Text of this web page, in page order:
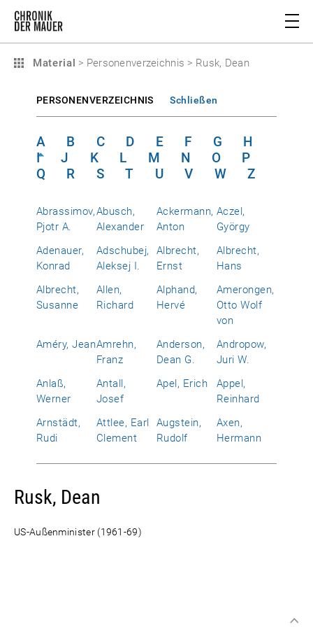
Material > Personenverzeichnis > Rusk, Dean
PERSONENVERZEICHNIS Schließen
A B C D E F G
H
I
J K L M N O
P
Q
R S T U V W Z
Abrassimov,
Pjotr A.
Abusch,
Alexander
Ackermann,
Anton
Aczel,
György
Adenauer,
Konrad
Adschubej,
Aleksej I.
Albrecht,
Ernst
Albrecht,
Hans
Albrecht,
Susanne
Allen,
Richard
Alphand,
Hervé
Amerongen,
Otto Wolf
von
Améry, JeanAmrehn,
Franz
Anderson,
Dean G.
Andropow,
Juri W.
Anlaß,
Werner
Antall,
Josef
Apel, Erich
Appel,
Reinhard
Arnstädt,
Rudi
Attlee, Earl
Clement
Augstein,
Rudolf
Axen,
Hermann
Rusk, Dean
US-Außenminister (1961-69)